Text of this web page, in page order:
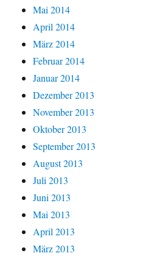
Mai 2014
April 2014
März 2014
Februar 2014
Januar 2014
Dezember 2013
November 2013
Oktober 2013
September 2013
August 2013
Juli 2013
Juni 2013
Mai 2013
April 2013
März 2013